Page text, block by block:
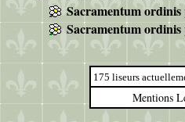
Sacramentum ordinis
Sacramentum ordinis
175 liseurs
Mentions